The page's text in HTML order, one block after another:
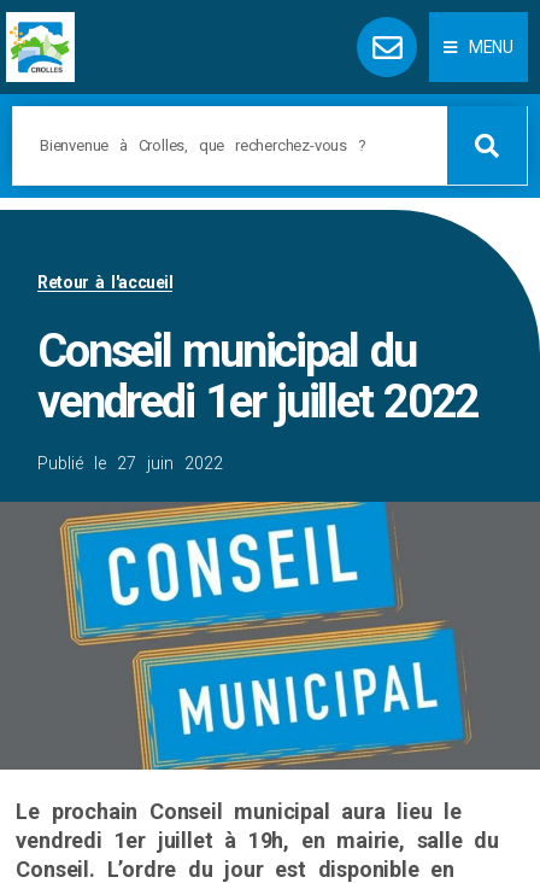
MENU
Retour à l'accueil
Conseil municipal du
vendredi 1er juillet 2022
Publié le 27 juin 2022
Le prochain Conseil municipal aura lieu le
vendredi 1er juillet à 19h, en mairie, salle du
Conseil. L’ordre du jour est disponible en
Panneau de gestion des cookies